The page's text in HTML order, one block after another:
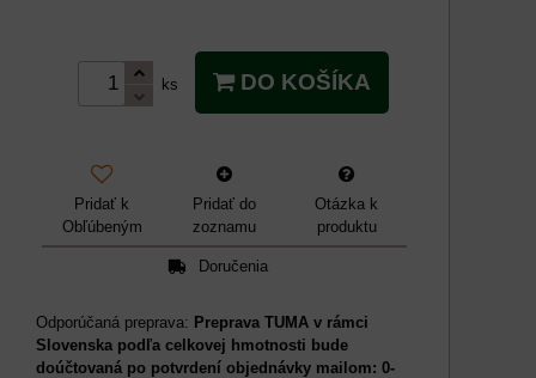
ks DO KOŠÍKA
Pridať k
Obľúbeným
Pridať do
zoznamu
Otázka k
produktu
Doručenia
Preprava TUMA v rámci
Slovenska podľa celkovej hmotnosti bude
doúčtovaná po potvrdení objednávky mailom: 0-